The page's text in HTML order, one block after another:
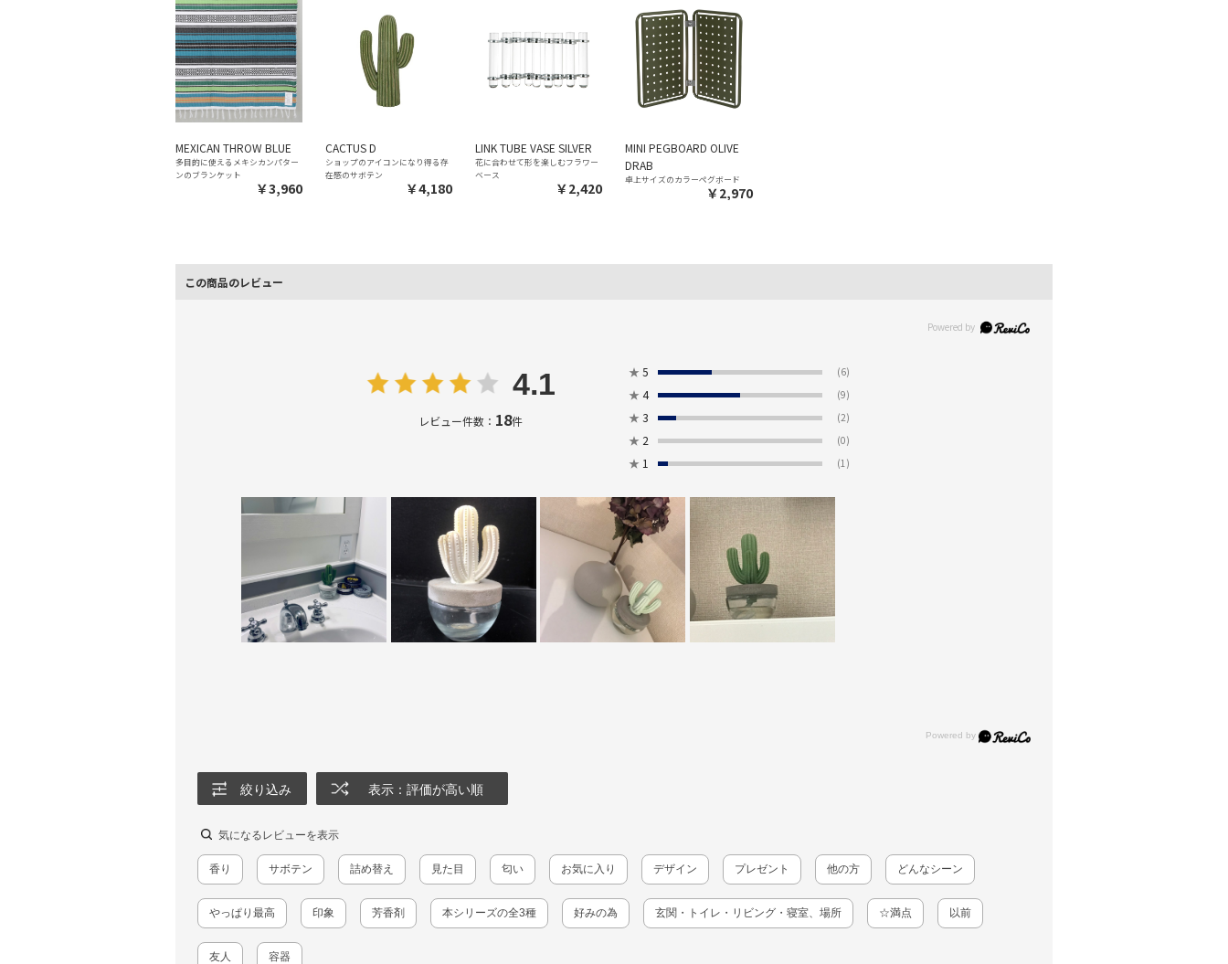
MEXICAN THROW BLUE
多目的に使えるメキシカンパター
ンのブランケット
￥3,960
CACTUS D
ショップのアイコンになり得る存
在感のサボテン
￥4,180
LINK TUBE VASE SILVER
花に合わせて形を楽しむフラワー
ベース
￥2,420
MINI PEGBOARD OLIVE
DRAB
卓上サイズのカラーペグボード
￥2,970
この商品のレビュー
4.1
レビュー件数： 18件
★ 5 (6)
★ 4 (9)
★ 3 (2)
★ 2 (0)
★ 1 (1)
絞り込み 表示：評価が高い順
気になるレビューを表示
香り サボテン 詰め替え 見た目 匂い お気に入り デザイン プレゼント 他の方 どんなシーン
っぱり最高 印象 芳香剤 本シリーズの全3種 好みの為 玄関・トイレ・リビング・寝室、場所 ☆満点 以前
友人 容器